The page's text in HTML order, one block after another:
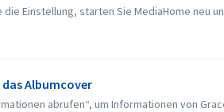
Einstellung, starten Sie MediaHome neu
Albumcover
abrufen“, um Informationen von